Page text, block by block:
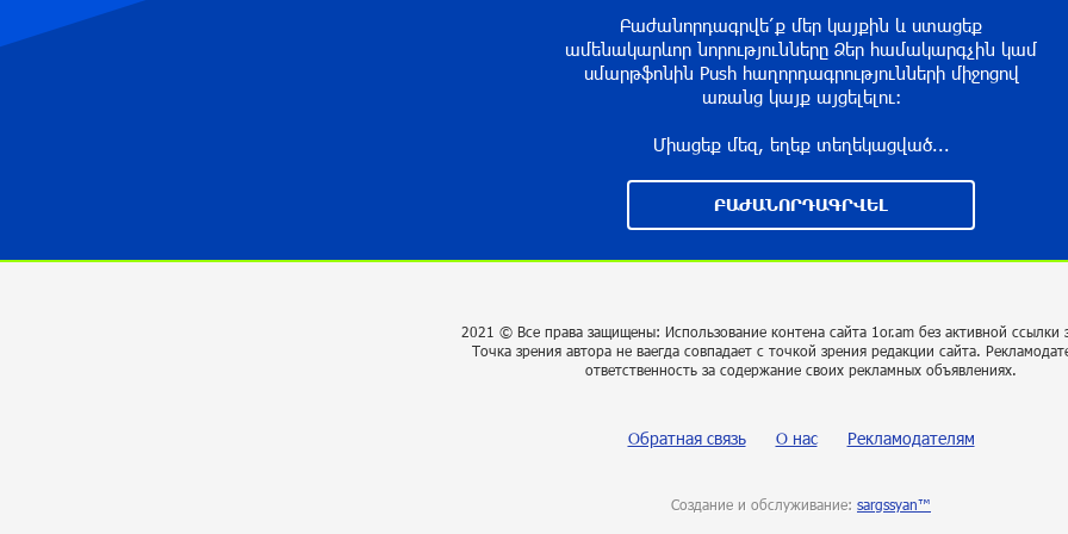
Բաժանորդագրվե՛ք մեր կայքին և ստացեք
ամենակարևոր նորությունները Ձեր համակարգչին կամ
սմարթֆոնին Push հաղորդագրությունների միջոցով
առանց կայք այցելելու։
Միացեք մեզ, եղեք տեղեկացված...
ԲԱԺԱՆՈՐԴԱԳՐՎԵԼ
2021 © Все права защищены: Использование контена сайта 1or.am без активной ссылки
Точка зрения автора не ваегда совпадает с точкой зрения редакции сайта.
ответственность за содержание своих рекламных объявлениях.
Обратная связь О нас Рекламодателям
Создание и обслуживание: sargssyan™